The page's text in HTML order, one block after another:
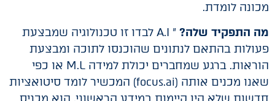
מכונה לומדת.
מה התפקיד שלה?
" A.I לבדו זו טכנולוגיה שמבצעת
פעולות בהתאם לנתונים שהוכנסו לתוכה ומבצעת
הוראות. ברגע שמחברים יכולת למידה M.L או כפי
שאנו מכנים אותה (focus.ai) המכשיר לומד סיטואציות